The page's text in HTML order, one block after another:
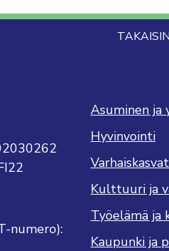
numero):
Asuminen ja
Hyvinvointi
Kulttuuri ja
Työelämä ja
Kaupunki ja